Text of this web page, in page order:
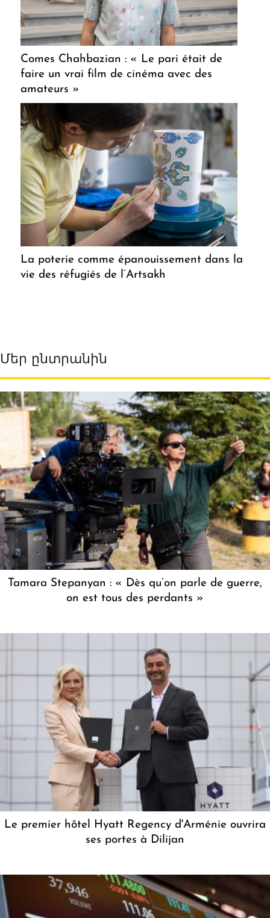
Comes Chahbazian : « Le pari était de
faire un vrai film de cinéma avec des
amateurs »
La poterie comme épanouissement dans la
vie des réfugiés de l’Artsakh
Մեր ընտրանին
Tamara Stepanyan : « Dès qu’on parle de guerre,
on est tous des perdants »
Le premier hôtel Hyatt Regency d'Arménie ouvrira
ses portes à Dilijan